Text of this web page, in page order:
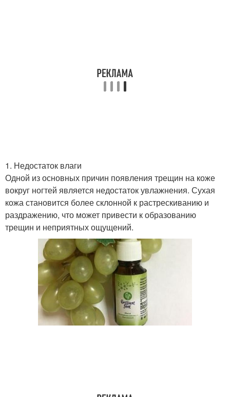
1. Недостаток влаги
Одной из основных причин появления трещин на коже
вокруг ногтей является недостаток увлажнения. Сухая
кожа становится более склонной к растрескиванию и
раздражению, что может привести к образованию
трещин и неприятных ощущений.